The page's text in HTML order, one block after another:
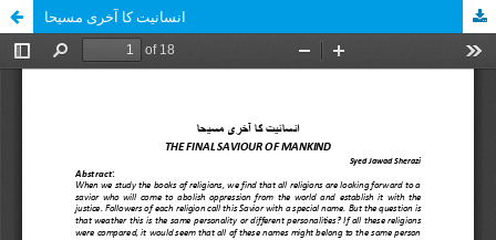
انسانیت کا آخری مسیحا